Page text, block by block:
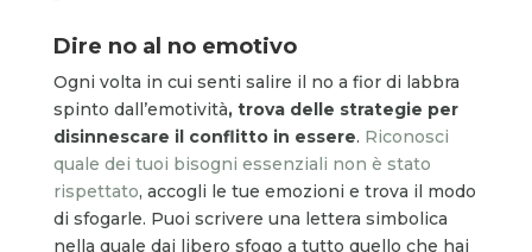
Dire no al no emotivo
Ogni volta in cui senti salire il no a fior di labbra
spinto dall’emotività, trova delle strategie per
disinnescare il conflitto in essere. Riconosci
quale dei tuoi bisogni essenziali non è stato
rispettato, accogli le tue emozioni e trova il modo
di sfogarle. Puoi scrivere una lettera simbolica
nella quale dai libero sfogo a tutto quello che hai